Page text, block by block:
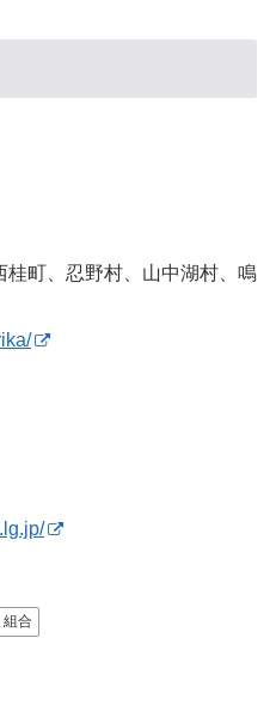
桂町、忍野村、山中湖村、鳴
組合